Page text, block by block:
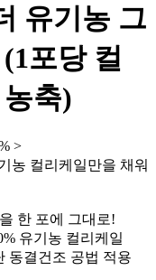
유기농 그
포당 컬
축)
>
농 컬리케일만을 채워
한 포에 그대로!
유기농 컬리케일
동결건조 공법 적용